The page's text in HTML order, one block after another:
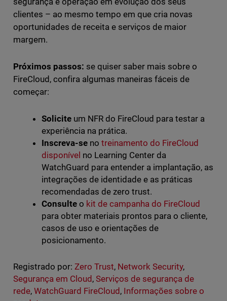
clientes – ao mesmo tempo em que cria novas
oportunidades de receita e serviços de maior
margem.
Próximos passos: se quiser saber mais sobre o
FireCloud, confira algumas maneiras fáceis de
começar:
Soliciteum NFR do FireCloud para testar a
experiência na prática.
Inscreva-seno treinamento do FireCloud
disponível no Learning Center da
WatchGuard para entender a implantação, as
integrações de identidade e as práticas
recomendadas de zero trust.
Consulte o kit de campanha do FireCloud
para obter materiais prontos para o cliente,
casos de uso e orientações de
posicionamento.
Registrado por: Zero Trust, Network Security,
Segurança em Cloud, Serviços de segurança de
rede, WatchGuard FireCloud, Informações sobre o